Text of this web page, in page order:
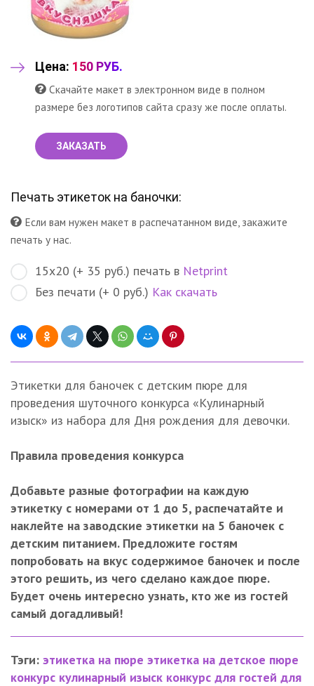
Цена: 150 РУБ.
Скачайте макет в электронном виде в полном
размере без логотипов сайта сразу же после оплаты.
ЗАКАЗАТЬ
Печать этикеток на баночки:
Если вам нужен макет в распечатанном виде, закажите
печать у нас.
15х20 (+ 35 руб.) печать в Netprint
Без печати (+ 0 руб.) Как скачать
Этикетки для баночек с детским пюре для
проведения шуточного конкурса «Кулинарный
изыск» из набора для Дня рождения для девочки.
Правила проведения конкурса
Добавьте разные фотографии на каждую
этикетку с номерами от 1 до 5, распечатайте и
наклейте на заводские этикетки на 5 баночек с
детским питанием. Предложите гостям
попробовать на вкус содержимое баночек и после
этого решить, из чего сделано каждое пюре.
Будет очень интересно узнать, кто же из гостей
самый догадливый!
Тэги: этикетка на пюре этикетка на детское пюре
конкурс кулинарный изыск конкурс для гостей для